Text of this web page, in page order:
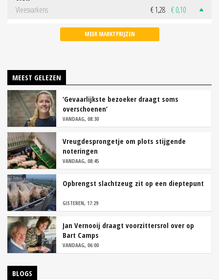
Vleesvarkens
€ 1,28 € 0,10
MEER MARKTPRIJZEN
MEEST GELEZEN
‘Gevaarlijkste bezoeker draagt soms
overschoenen’
VANDAAG, 08:30
Vreugdesprongetje om plots stijgende
noteringen
VANDAAG, 08:45
Opbrengst slachtzeug zit op een dieptepunt
GISTEREN, 17:29
Jan Vernooij draagt voorzittersrol over op
Bart Camps
VANDAAG, 06:00
BLOGS